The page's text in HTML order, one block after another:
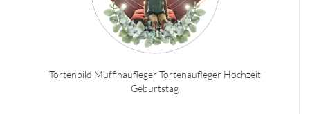
Tortenbild Muffinaufleger Tortenaufleger Hochzeit
Geburtstag